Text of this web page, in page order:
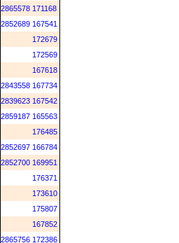
2865578 171168
2852689 167541
172679
172569
167618
2843558 167734
2839623 167542
2859187 165563
176485
2852697 166784
2852700 169951
176371
173610
175807
167852
2865756 172386